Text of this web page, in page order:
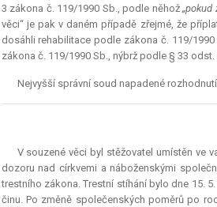
3 zákona č. 119/1990 Sb., podle něhož
věci“ je pak v daném případě zřejmé, že
dosáhli rehabilitace podle zákona č. 119/
zákona č. 119/1990 Sb., nýbrž podle § 33
Nejvyšší správní soud napadené
V souzené věci byl stěžovatel umístěn ve
dozoru nad církvemi a náboženskými
trestního zákona. Trestní stíhání bylo dne 15.
činu. Po změně společenských poměrů po